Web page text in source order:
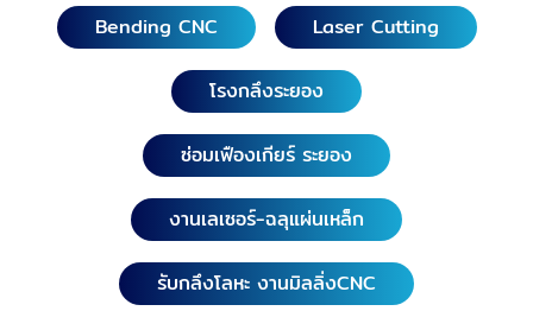
Bending CNC Laser Cutting
โรงกลึงระยอง
ซ่อมเฟืองเกียร์ ระยอง
งานเลเซอร์-ฉลุแผ่นเหล็ก
รับกลึงโลหะ งานมิลลิ่งCNC